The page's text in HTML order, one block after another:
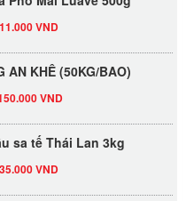
AN KHÊ (50KG/BAO)
sa tế Thái Lan 3kg